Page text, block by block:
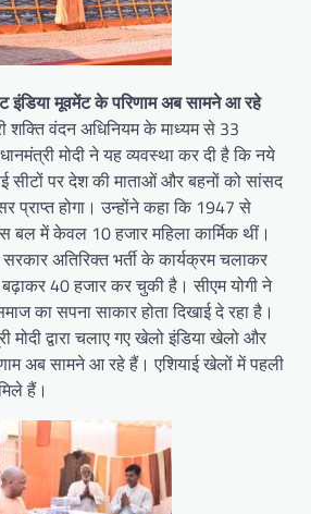
इंडिया मूवमेंट के परिणाम अब सामने आ रहे
शक्ति वंदन अधिनियम के माध्यम से 33
मोदी ने यह व्यवस्था कर दी है कि नये
सीटों पर देश की माताओं और बहनों को सांसद
प्राप्त होगा। उन्होंने कहा कि 1947 से
में केवल 10 हजार महिला कार्मिक थीं।
सरकार अतिरिक्त भर्ती के कार्यक्रम चलाकर
बढ़ाकर 40 हजार कर चुकी है। सीएम योगी ने
का सपना साकार होता दिखाई दे रहा है।
मोदी द्वारा चलाए गए खेलो इंडिया खेलो और
अब सामने आ रहे हैं। एशियाई खेलों में पहली
हैं।